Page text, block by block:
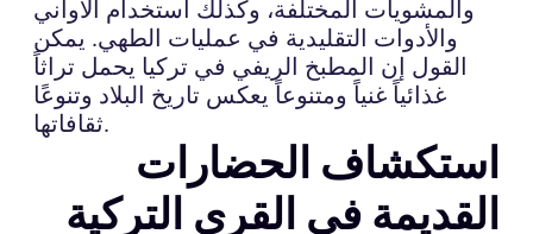
والمشويات المختلفة، وكذلك استخدام الأواني
والأدوات التقليدية في عمليات الطهي. يمكن
القول إن المطبخ الريفي في تركيا يحمل تراثاً
غذائياً غنياً ومتنوعاً يعكس تاريخ البلاد وتنوعًا
ثقافاتها.
استكشاف الحضارات
القديمة في القرى التركية